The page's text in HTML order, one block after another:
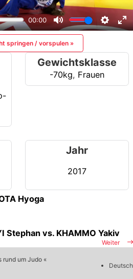
springen / vorspulen »
Gewichtsklasse
-70kg, Frauen
Jahr
2017
Hyoga
Weiter
Stephan vs. KHAMMO Yakiv
um Judo «
Deutsch